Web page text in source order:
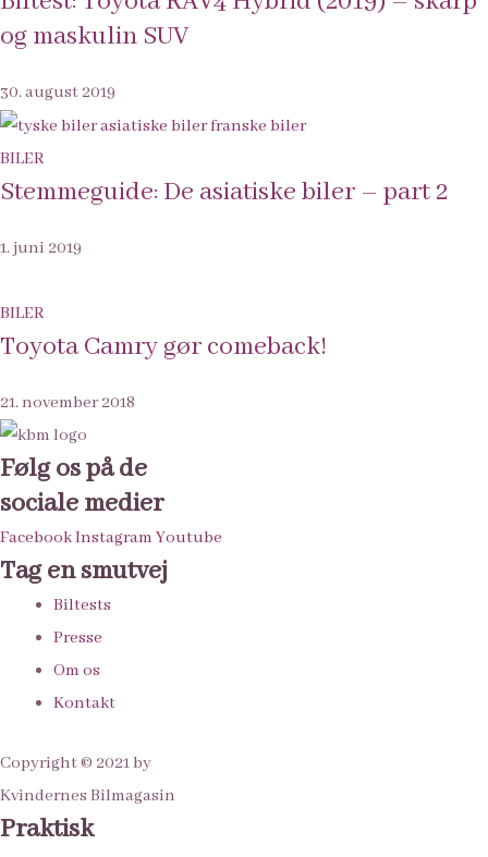
og maskulin SUV
30. august 2019
BILER
Stemmeguide: De asiatiske biler – part 2
1. juni 2019
BILER
Toyota Camry gør comeback!
21. november 2018
Følg os på de
sociale medier
FacebookInstagram Youtube
Tag en smutvej
Biltests
Presse
Om os
Kontakt
Copyright © 2021 by
Kvindernes Bilmagasin
Praktisk